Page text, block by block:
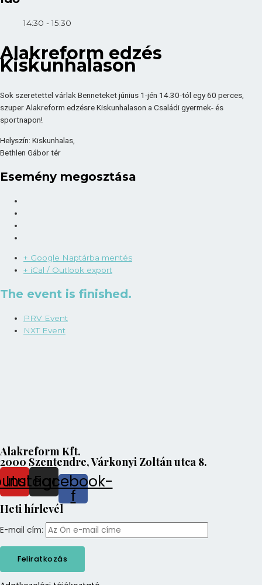
14:30 - 15:30
Alakreform edzés
Kiskunhalason
Sok szeretettel várlak Benneteket június 1-jén 14.30-tól egy 60 perces,
szuper Alakreform edzésre Kiskunhalason a Családi gyermek- és
sportnapon!
Helyszín: Kiskunhalas,
Bethlen Gábor tér
Esemény megosztása
+ Google Naptárba mentés
+ iCal / Outlook export
The event is finished.
PRV Event
NXT Event
Alakreform Kft.
2000 Szentendre, Várkonyi Zoltán utca 8.
Instagram
Facebook-
f
Heti hírlevél
E-mail cím: